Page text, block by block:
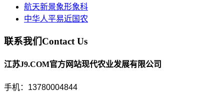
航天新景象形象科
中华人平易近国农
联系我们Contact Us
江苏J9.COM官方网站现代农业发展有限公司
手机：13780004844